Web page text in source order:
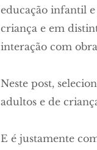
educação infantil
criança e em
interação com
Neste post,
adultos e de
E é justamente